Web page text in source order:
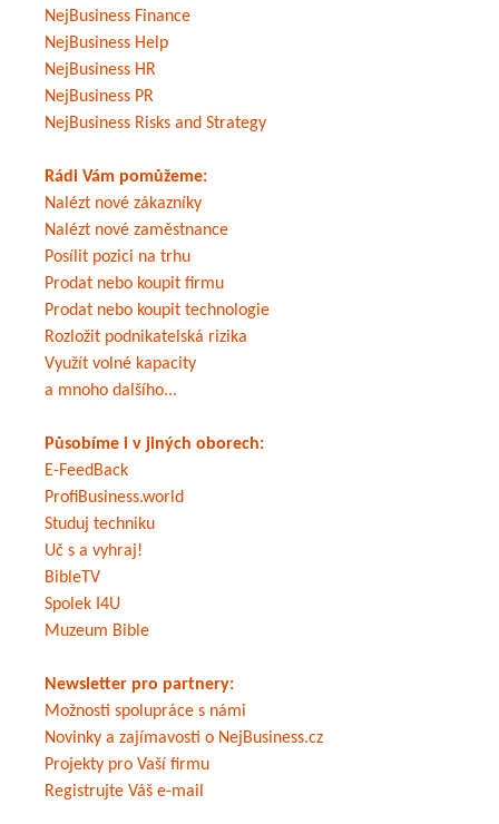
NejBusiness Finance
NejBusiness Help
NejBusiness HR
NejBusiness PR
NejBusiness Risks and Strategy
Rádi Vám pomůžeme:
Nalézt nové zákazníky
Nalézt nové zaměstnance
Posílit pozici na trhu
Prodat nebo koupit firmu
Prodat nebo koupit technologie
Rozložit podnikatelská rizika
Využít volné kapacity
a mnoho dalšího...
Působíme i v jiných oborech:
E-FeedBack
ProfiBusiness.world
Studuj techniku
Uč s a vyhraj!
BibleTV
Spolek I4U
Muzeum Bible
Newsletter pro partnery:
Možnosti spolupráce s námi
Novinky a zajímavosti o NejBusiness.cz
Projekty pro Vaší firmu
Registrujte Váš e-mail